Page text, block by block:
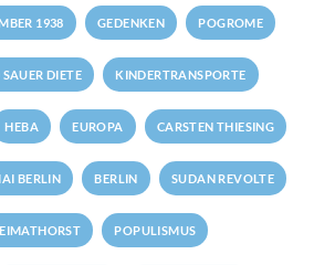
1938 GEDENKEN POGROME
SAUER DIETE KINDERTRANSPORTE
HEBA EUROPA CARSTEN THIESING
BERLIN BERLIN SUDAN REVOLTE
POPULISMUS